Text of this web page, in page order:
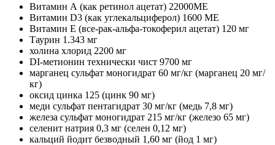
Витамин А (как ретинол ацетат) 22000МЕ
Витамин D3 (как углекальциферол) 1600 МЕ
Витамин Е (все-рак-альфа-токоферил ацетат) 120 мг
Таурин 1.343 мг
холина хлорид 2200 мг
DI-метионин технически чист 9700 мг
марганец сульфат моногидрат 60 мг/кг (марганец 20 мг/
кг)
оксид цинка 125 (цинк 90 мг)
меди сульфат пентагидрат 30 мг/кг (медь 7,8 мг)
железа сульфат моногидрат 215 мг/кг (железо 65 мг)
селенит натрия 0,3 мг (селен 0,12 мг)
кальций йодит безводный 1,60 мг (йод 1 мг)